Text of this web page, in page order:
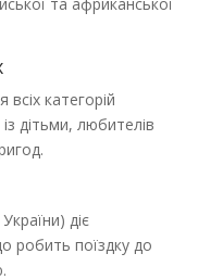
всіх категорій
дітьми, любителів
діє
робить поїздку до